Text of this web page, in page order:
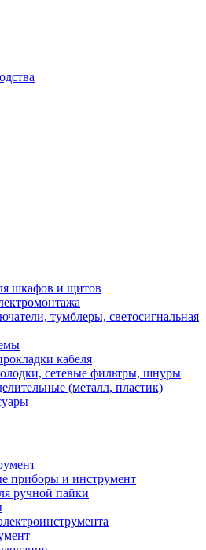
шкафов и щитов
тумблеры, светосигнальная
кабеля
сетевые фильтры, шнуры
(металл, пластик)
приборы и инструмент
ручной пайки